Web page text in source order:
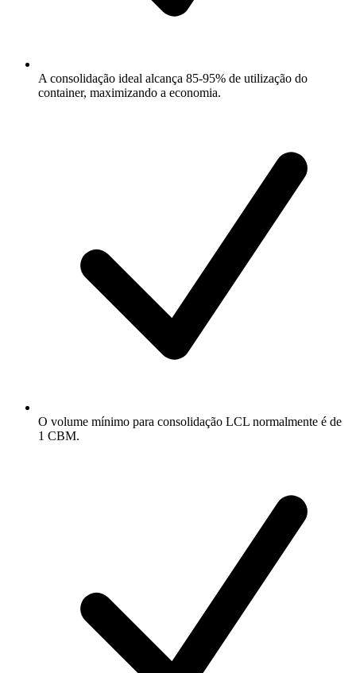
A consolidação ideal alcança 85-95% de utilização do
container, maximizando a economia.
O volume mínimo para consolidação LCL normalmente é de
1 CBM.